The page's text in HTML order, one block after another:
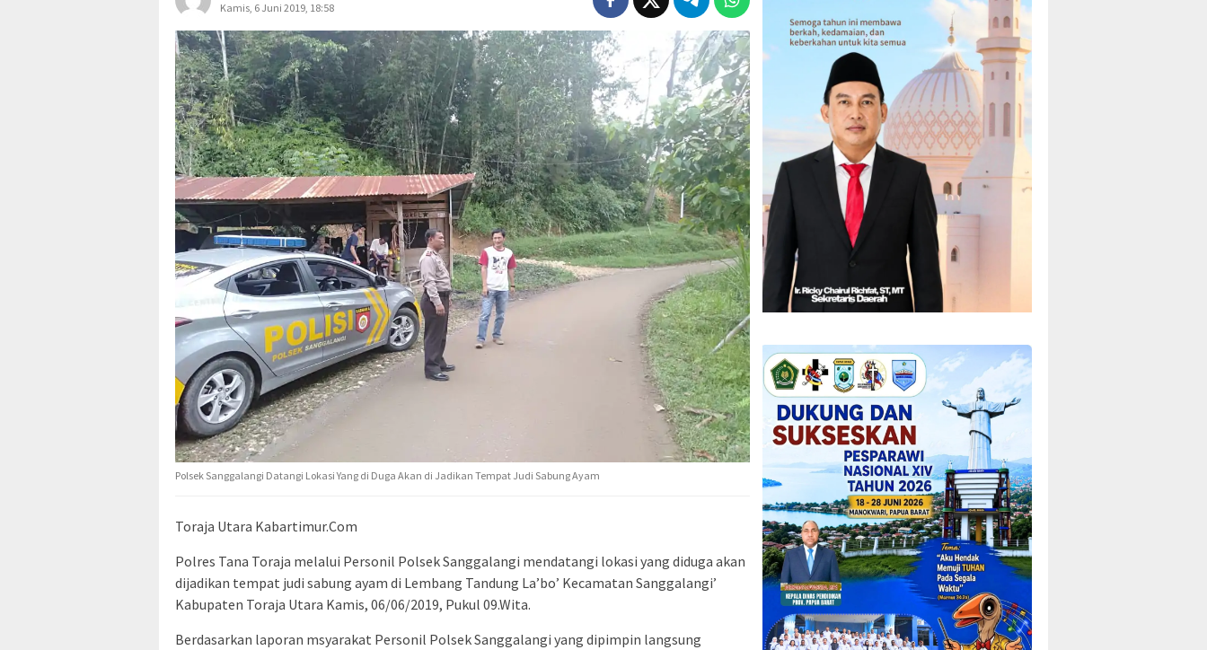
Kamis, 6 Juni 2019, 18:58
Polsek Sanggalangi Datangi Lokasi Yang di Duga Akan di Jadikan Tempat Judi Sabung Ayam
Toraja Utara Kabartimur.Com
Polres Tana Toraja melalui Personil Polsek Sanggalangi mendatangi lokasi yang diduga akan
dijadikan tempat judi sabung ayam di Lembang Tandung La’bo’ Kecamatan Sanggalangi’
Kabupaten Toraja Utara Kamis, 06/06/2019, Pukul 09.Wita.
Berdasarkan laporan msyarakat Personil Polsek Sanggalangi yang dipimpin langsung